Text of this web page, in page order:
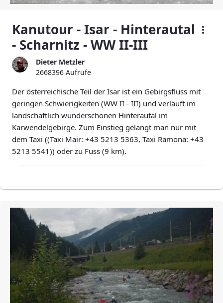
Kanutour - Isar - Hinterautal
- Scharnitz - WW II-III
Dieter Metzler
2668396 Aufrufe
Der österreichische Teil der Isar ist ein Gebirgsfluss mit
geringen Schwierigkeiten (WW II - III) und verläuft im
landschaftlich wunderschönen Hinterautal im
Karwendelgebirge. Zum Einstieg gelangt man nur mit
dem Taxi ((Taxi Mair: +43 5213 5363, Taxi Ramona: +43
5213 5541)) oder zu Fuss (9 km).